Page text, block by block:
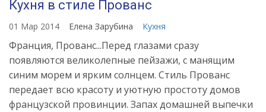
Кухня в стиле Прованс
01 Мар 2014 Елена Зарубина Кухня
Франция, Прованс...Перед глазами сразу
появляются великолепные пейзажи, с манящим
синим морем и ярким солнцем. Стиль Прованс
передает всю красоту и уютную простоту домов
французской провинции. Запах домашней выпечки